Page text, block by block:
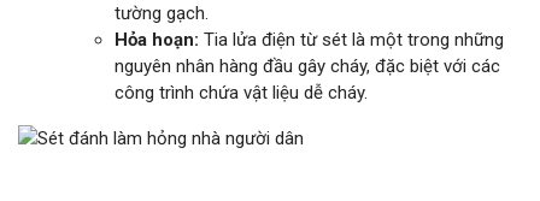
tường gạch.
Hỏa hoạn: Tia lửa điện từ sét là một trong những
nguyên nhân hàng đầu gây cháy, đặc biệt với các
công trình chứa vật liệu dễ cháy.